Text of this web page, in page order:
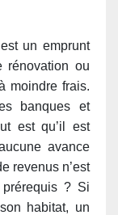
un emprunt
rénovation ou
moindre frais.
banques et
est qu’il est
avance
revenus n’est
? Si
habitat, un